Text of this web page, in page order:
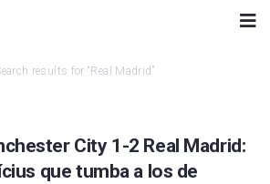
results for “Real Madrid”
City 1-2 Real Madrid:
que tumba a los de